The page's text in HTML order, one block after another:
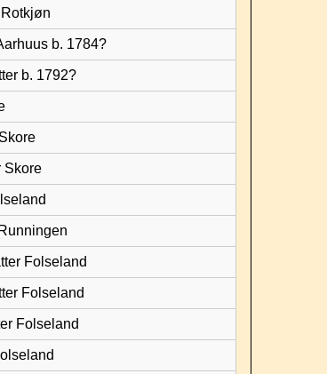
b. 1784?
b. 1792?
Skore
Folseland
Folseland
Folseland